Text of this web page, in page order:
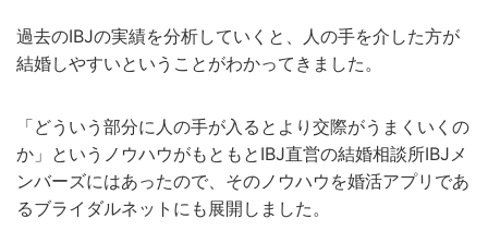
過去のIBJの実績を分析していくと、人の手を介した方が
結婚しやすいということがわかってきました。
「どういう部分に人の手が入るとより交際がうまくいくの
か」というノウハウがもともとIBJ直営の結婚相談所IBJメ
ンバーズにはあったので、そのノウハウを婚活アプリであ
るブライダルネットにも展開しました。